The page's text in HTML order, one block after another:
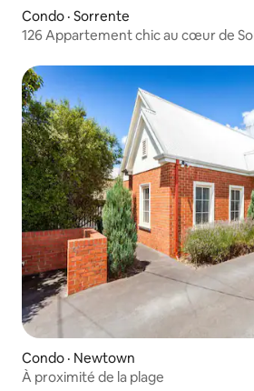
Condo · Sorrente
126 Appartement chic au cœur de
Condo · Newtown
À proximité de la plage